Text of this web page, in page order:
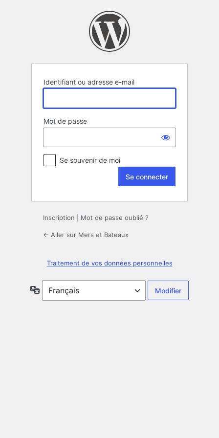
Identifiant ou adresse e-mail
Mot de passe
Se souvenir de moi
Inscription Mot de passe oublié ?
← Aller sur Mers et Bateaux
Traitement de vos données personnelles
Langue